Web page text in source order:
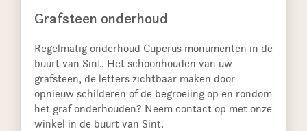
Grafsteen onderhoud
Regelmatig onderhoud Cuperus monumenten in de
buurt van Sint. Het schoonhouden van uw
grafsteen, de letters zichtbaar maken door
opnieuw schilderen of de begroeiing op en rondom
het graf onderhouden? Neem contact op met onze
winkel in de buurt van Sint.